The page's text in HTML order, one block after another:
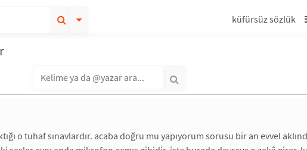
küfürsüz sözlük
o tuhaf sınavlardır. acaba doğru mu yapıyorum sorusu bir an evvel